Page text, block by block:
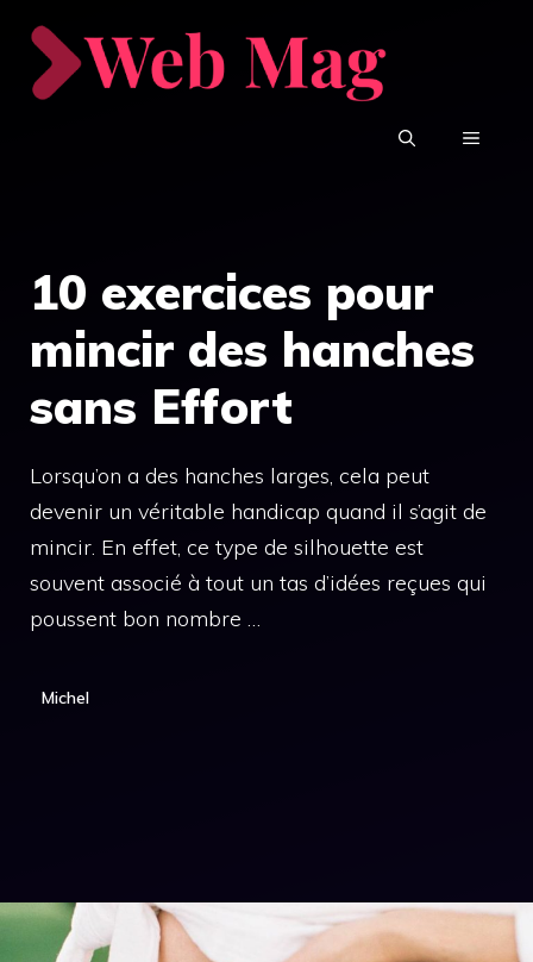
Aller
contenu
MENU
10 exercices pour
mincir des hanches
sans Effort
Lorsqu’on a des hanches larges, cela peut
devenir un véritable handicap quand il s’agit de
mincir. En effet, ce type de silhouette est
souvent associé à tout un tas d’idées reçues qui
poussent bon nombre …
Michel